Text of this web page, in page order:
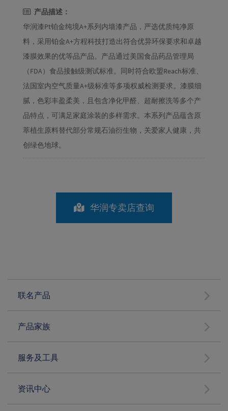
产品描述：
华润漆Pt铂金纯境A+系列内墙漆产品，严选优质纯净原
料，采用铂金A+方程科技打造出符合优异环保要求和卓越
漆膜效果的优等品产品。产品通过美国食品药品管理局
（FDA）食品接触级测试标准。同时符合欧盟Reach标准、
法国室内空气质量A+级标准等多项权威检测要求。漆膜细
腻，色彩丰盈柔美，且包含净化甲醛、超耐擦洗等多个产
品特点，可满足家庭涂装的多样需求。本系列产品蕴含原
萃植生原料替代部分常规石油衍生物，关爱家人健康，共
创绿色地球。
华润专卖店查询
联名产品
产品家族
服务及工具
资讯中心